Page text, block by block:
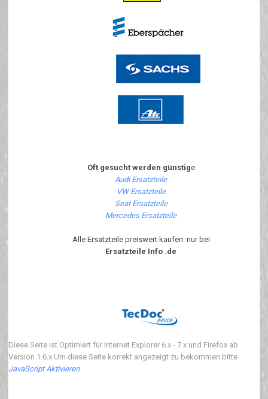
Oft gesucht werden günstige
Audi Ersatzteile
VW Ersatzteile
Seat Ersatzteile
Mercedes Ersatzteile
Alle Ersatzteile preiswert kaufen: nur bei
Ersatzteile Info .de
Diese Seite ist Optimiert für Internet Explorer 6.x - 7.x und Firefox ab
Version 1.6.x Um diese Seite korrekt angezeigt zu bekommen bitte
JavaScript Aktivieren